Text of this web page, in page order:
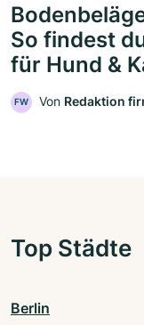
So findest
für Hund &
FW Von Redaktion
Top Städte
Berlin